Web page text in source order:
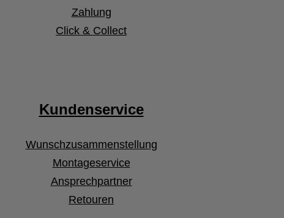
Zahlung
Click & Collect
Kundenservice
Wunschzusammenstellung
Montageservice
Ansprechpartner
Retouren